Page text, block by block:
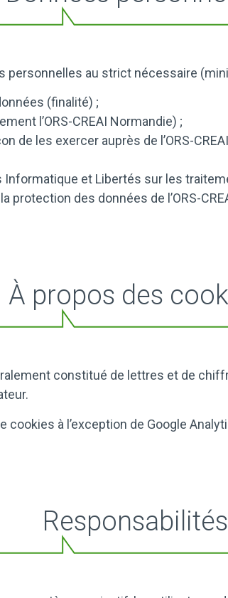
personnelles au strict nécessaire
(finalité) ;
l’ORS-CREAI Normandie) ;
de les exercer auprès de l’ORS-
et Libertés sur les
des données de l’ORS-
À propos des
constitué de lettres et de
cookies à l’exception de Google
Responsabilités